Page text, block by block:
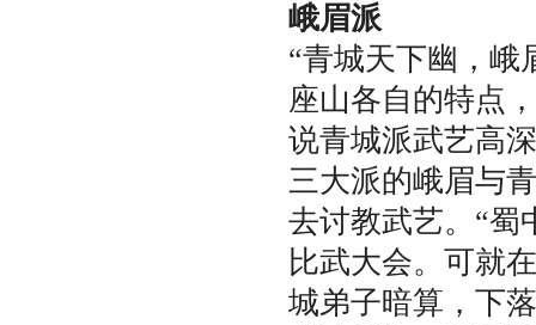
峨眉派
“青城天下幽，峨
座山各自的特点
说青城派武艺高
三大派的峨眉与
去讨教武艺。“蜀
比武大会。可就
城弟子暗算，下